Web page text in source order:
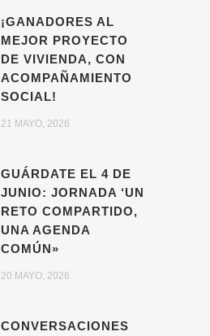
¡GANADORES AL
MEJOR PROYECTO
DE VIVIENDA, CON
ACOMPAÑAMIENTO
SOCIAL!
21 MAYO, 2026
GUÁRDATE EL 4 DE
JUNIO: JORNADA ‘UN
RETO COMPARTIDO,
UNA AGENDA
COMÚN»
20 MAYO, 2026
CONVERSACIONES